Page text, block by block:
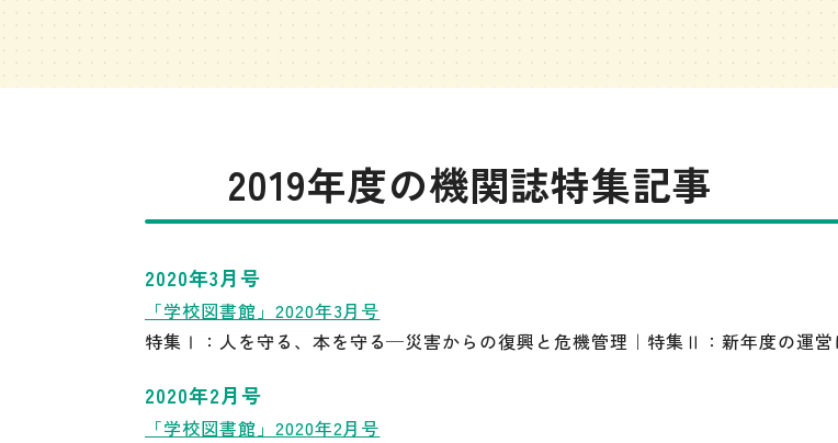
2019年度の機関誌特集記事
2020年3月号
「学校図書館」2020年3月号
特集Ⅰ：人を守る、本を守る─災害からの復興と危機管理｜特集Ⅱ：新年度の運営
2020年2月号
「学校図書館」2020年2月号